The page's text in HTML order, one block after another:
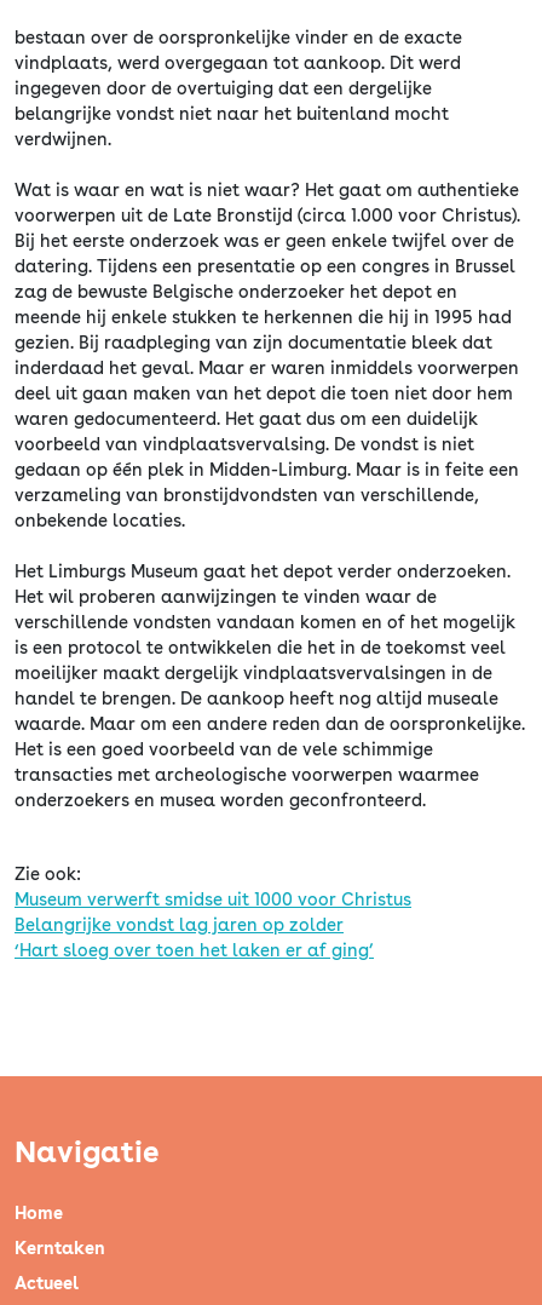
bestaan over de oorspronkelijke vinder en de exacte
vindplaats, werd overgegaan tot aankoop. Dit werd
ingegeven door de overtuiging dat een dergelijke
belangrijke vondst niet naar het buitenland mocht
verdwijnen.
Wat is waar en wat is niet waar? Het gaat om authentieke
voorwerpen uit de Late Bronstijd (circa 1.000 voor Christus).
Bij het eerste onderzoek was er geen enkele twijfel over de
datering. Tijdens een presentatie op een congres in Brussel
zag de bewuste Belgische onderzoeker het depot en
meende hij enkele stukken te herkennen die hij in 1995 had
gezien. Bij raadpleging van zijn documentatie bleek dat
inderdaad het geval. Maar er waren inmiddels voorwerpen
deel uit gaan maken van het depot die toen niet door hem
waren gedocumenteerd. Het gaat dus om een duidelijk
voorbeeld van vindplaatsvervalsing. De vondst is niet
gedaan op één plek in Midden-Limburg. Maar is in feite een
verzameling van bronstijdvondsten van verschillende,
onbekende locaties.
Het Limburgs Museum gaat het depot verder onderzoeken.
Het wil proberen aanwijzingen te vinden waar de
verschillende vondsten vandaan komen en of het mogelijk
is een protocol te ontwikkelen die het in de toekomst veel
moeilijker maakt dergelijk vindplaatsvervalsingen in de
handel te brengen. De aankoop heeft nog altijd museale
waarde. Maar om een andere reden dan de oorspronkelijke.
Het is een goed voorbeeld van de vele schimmige
transacties met archeologische voorwerpen waarmee
onderzoekers en musea worden geconfronteerd.
Zie ook:
Museum verwerft smidse uit 1000 voor Christus
Belangrijke vondst lag jaren op zolder
‘Hart sloeg over toen het laken er af ging’
Navigatie
Home
Kerntaken
Actueel